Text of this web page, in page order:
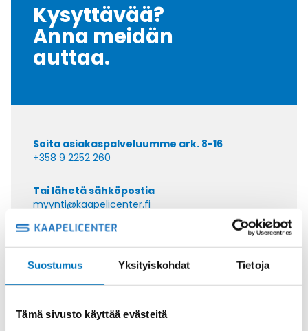
Suostumus Yksityiskohdat Tietoja
Tämä sivusto käyttää evästeitä
Kysyttävää?
Anna meidän
auttaa.
Soita asiakaspalveluumme ark. 8-16
+358 9 2252 260
Tai lähetä sähköpostia
myynti@kaapelicenter.fi
Saman kaapelin eri versiot
Ohjauskaapeli ÖPVC-JZ 3G6